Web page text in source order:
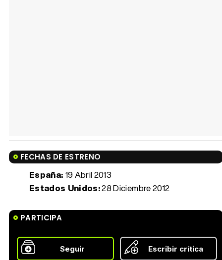
FECHAS DE ESTRENO
España: 19 Abril 2013
Estados Unidos:28 Diciembre 2012
PARTICIPA
Seguir Escribir crítica